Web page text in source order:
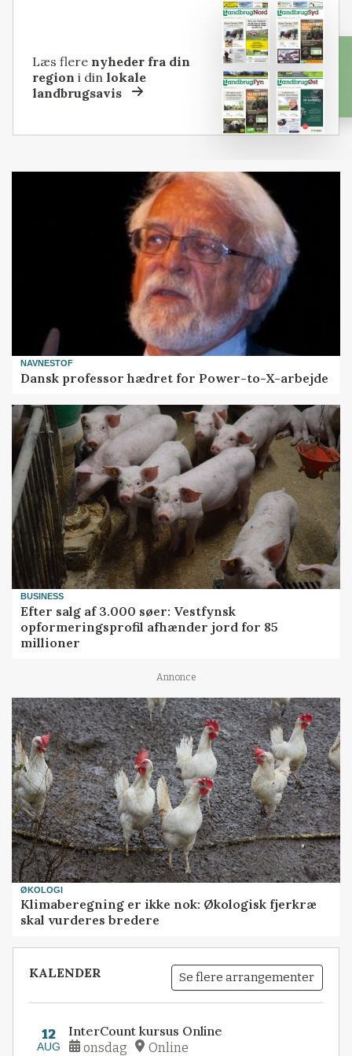
Læs flere nyheder fra din
region i dinlokale
landbrugsavis
NAVNESTOF
Dansk professor hædret for Power-to-X-arbejde
BUSINESS
Efter salg af 3.000 søer: Vestfynsk
opformeringsprofil afhænder jord for 85
millioner
Annonce
ØKOLOGI
Klimaberegning er ikke nok: Økologisk fjerkræ
skal vurderes bredere
KALENDER Se flere arrangementer
12
AUG
InterCount kursus Online
onsdag Online